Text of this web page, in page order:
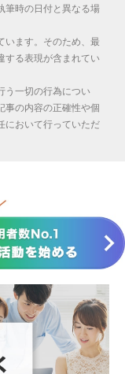
筆時の日付と異なる場
います。そのため、最
する表現が含まれてい
う一切の行為につい
事の内容の正確性や個
において行っていただ